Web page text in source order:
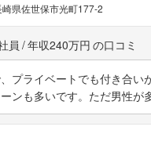
崎県佐世保市光町177-2
員 年収240万円
プライベートでも付き合
ンも多いです。ただ男性